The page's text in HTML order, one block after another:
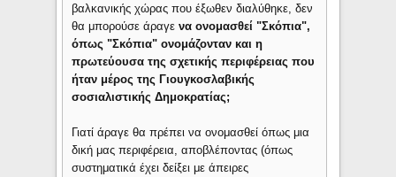
βαλκανικής χώρας που έξωθεν διαλύθηκε, δεν
θα μπορούσε άραγε να ονομασθεί "Σκόπια",
όπως"Σκόπια" ονομάζονταν και η
πρωτεύουσα της σχετικής περιφέρειας που
ήταν μέρος της Γιουγκοσλαβικής
σοσιαλιστικής Δημοκρατίας;
Γιατί άραγε θα πρέπει να ονομασθεί όπως μια
δική μας περιφέρεια, αποβλέποντας (όπως
συστηματικά έχει δείξει με άπειρες